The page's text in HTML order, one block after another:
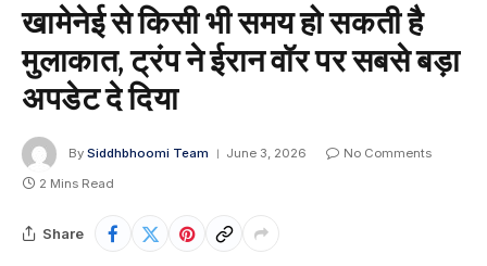
खामेनेई से किसी भी समय हो सकती है
मुलाकात, ट्रंप ने ईरान वॉर पर सबसे बड़ा
अपडेट दे दिया
By Siddhbhoomi Team June 3, 2026
No Comments
2 Mins Read
Share